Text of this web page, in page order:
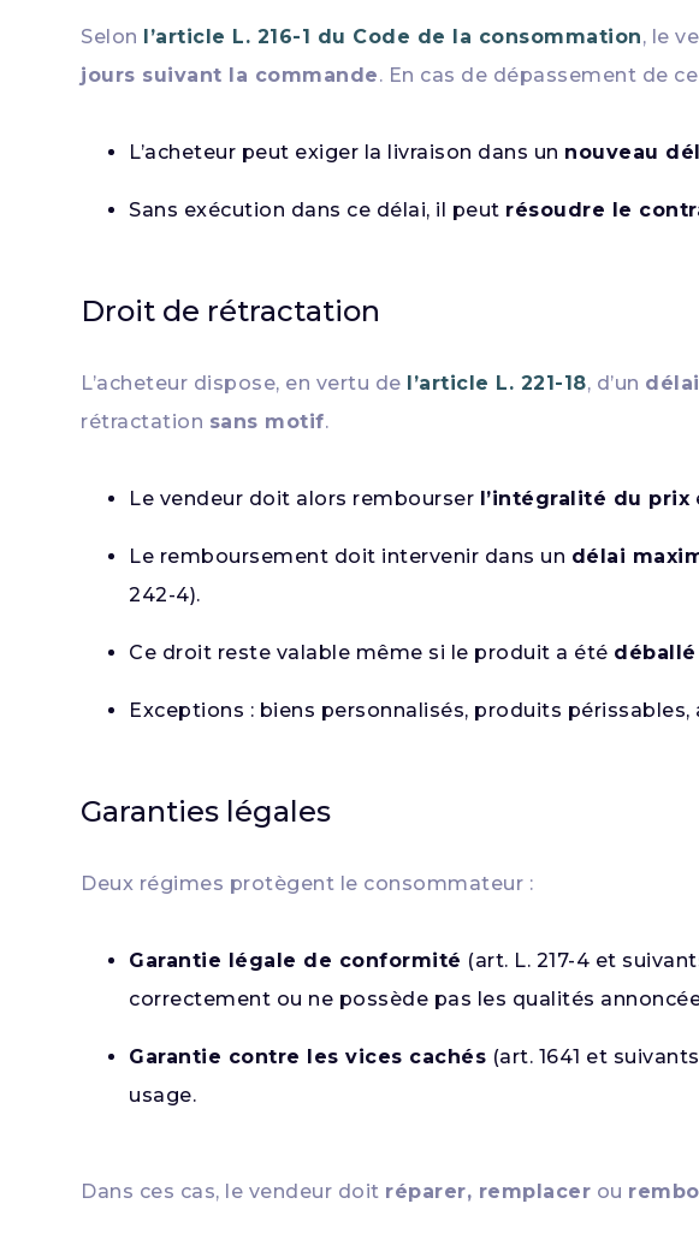
Selon l’article L. 216-1 du Code de la consommation, le
jours suivant la commande. En cas de dépassement de
L’acheteur peut exiger la livraison dans un nouveau
Sans exécution dans ce délai, il peut résoudre le
Droit de rétractation
L’acheteur dispose, en vertu de l’article L. 221-18, d’un
rétractation sans motif.
Le vendeur doit alors rembourser l’intégralité du prix
Le remboursement doit intervenir dans un délai
242-4).
Ce droit reste valable même si le produit a été déballé
Exceptions : biens personnalisés, produits périssables,
Garanties légales
Deux régimes protègent le consommateur :
Garantie légale de conformité (art. L. 217-4 et
correctement ou ne possède pas les qualités
Garantie contre les vices cachés (art. 1641 et
usage.
Dans ces cas, le vendeur doit réparer, remplacer ou